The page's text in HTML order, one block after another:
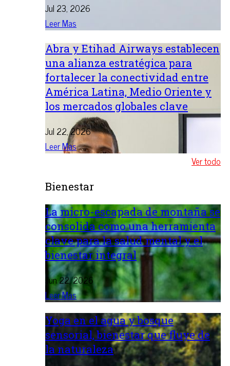
Jul 23, 2026
Leer Mas
Abra y Etihad Airways establecen
una alianza estratégica para
fortalecer la conectividad entre
América Latina, Medio Oriente y
los mercados globales clave
Jul 22, 2026
Leer Mas
Ver todo
Bienestar
La micro-escapada de montaña se
consolida como una herramienta
clave para la salud mental y el
bienestar integral
Jun 22, 2026
Leer Mas
Yoga en el agua y bosque
sensorial, bienestar que fluye de
la naturaleza